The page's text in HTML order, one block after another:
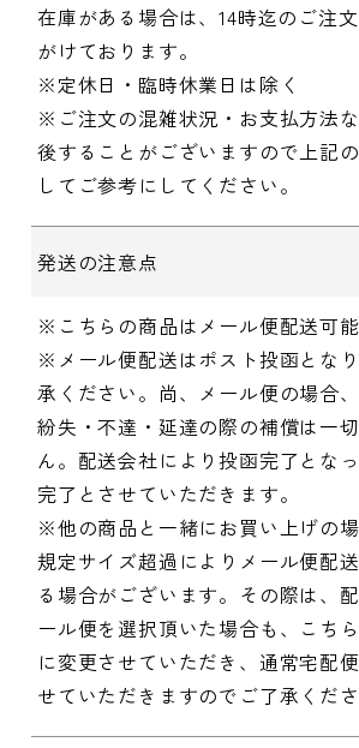
在庫がある場合は、14時迄のご注
がけております。
※定休日・臨時休業日は除く
※ご注文の混雑状況・お支払方法
後することがございますので上記
してご参考にしてください。
発送の注意点
※こちらの商品はメール便配送可能
※メール便配送はポスト投函とな
承ください。尚、メール便の場合
紛失・不達・延達の際の補償は一
ん。配送会社により投函完了とな
完了とさせていただきます。
※他の商品と一緒にお買い上げの
規定サイズ超過によりメール便配
る場合がございます。その際は、
ール便を選択頂いた場合も、こち
に変更させていただき、通常宅配
せていただきますのでご了承くださ